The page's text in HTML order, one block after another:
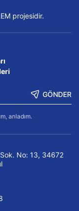
projesidir.
GÖNDER
anladım.
No: 13, 34672